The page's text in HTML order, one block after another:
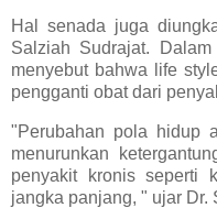
Hal senada juga
Salziah Sudrajat.
menyebut bahwa life
pengganti obat dari
"Perubahan pola hidup
menurunkan
penyakit kronis seperti
jangka panjang, " ujar Dr.